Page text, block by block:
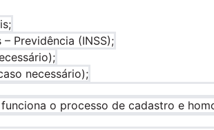
Previdência (INSS);
necessário);
o processo de cadastro e